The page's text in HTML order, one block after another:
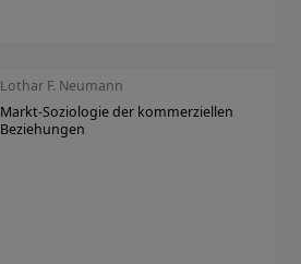
Lothar F. Neumann
Markt-Soziologie der kommerziellen
Beziehungen